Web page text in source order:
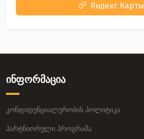
Яндекс Карты
ინფორმაცია
კონფიდენციალურობის პოლიტიკა
პარტნიორული პროგრამა